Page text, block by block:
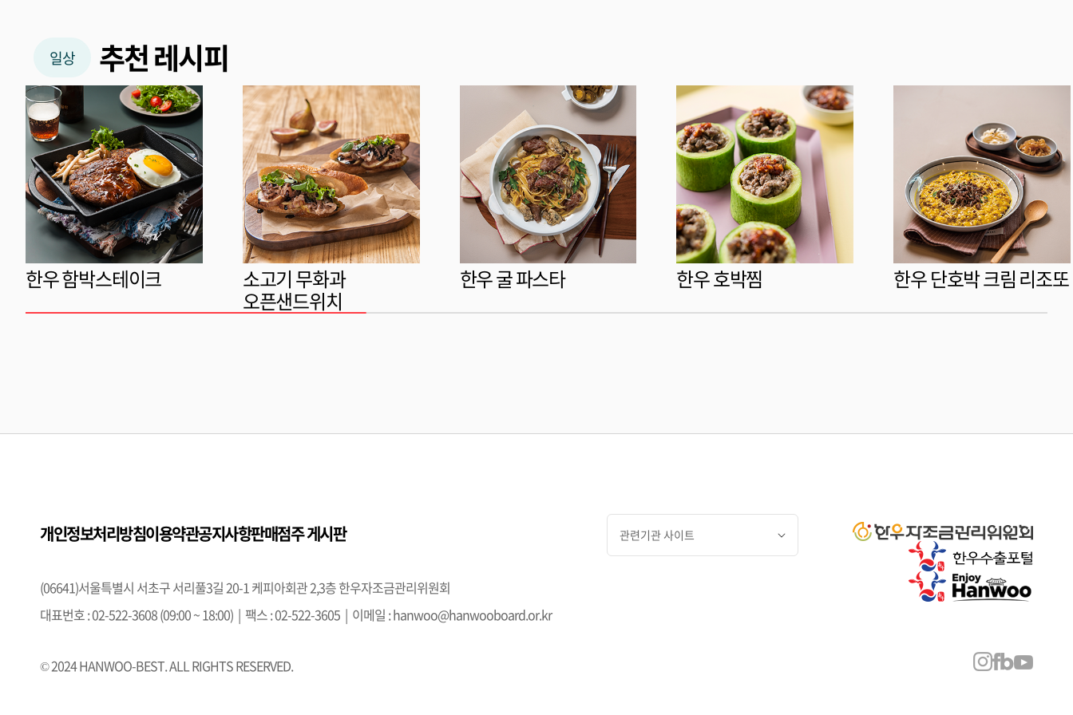
일상 추천 레시피
한우 함박스테이크 소고기 무화과
오픈샌드위치
한우 굴 파스타 한우 호박찜 한우 단호박 크림 리조또
개인정보처리방침이용약관공지사항판매점주 게시판
(06641)서울특별시 서초구 서리풀3길 20-1 케피아회관 2,3층 한우자조금관리위원회
대표번호 : 02-522-3608 (09:00 ~ 18:00) | 팩스 : 02-522-3605 | 이메일 : hanwoo@hanwooboard.or.kr
© 2024 HANWOO-BEST. ALL RIGHTS RESERVED.
관련기관 사이트